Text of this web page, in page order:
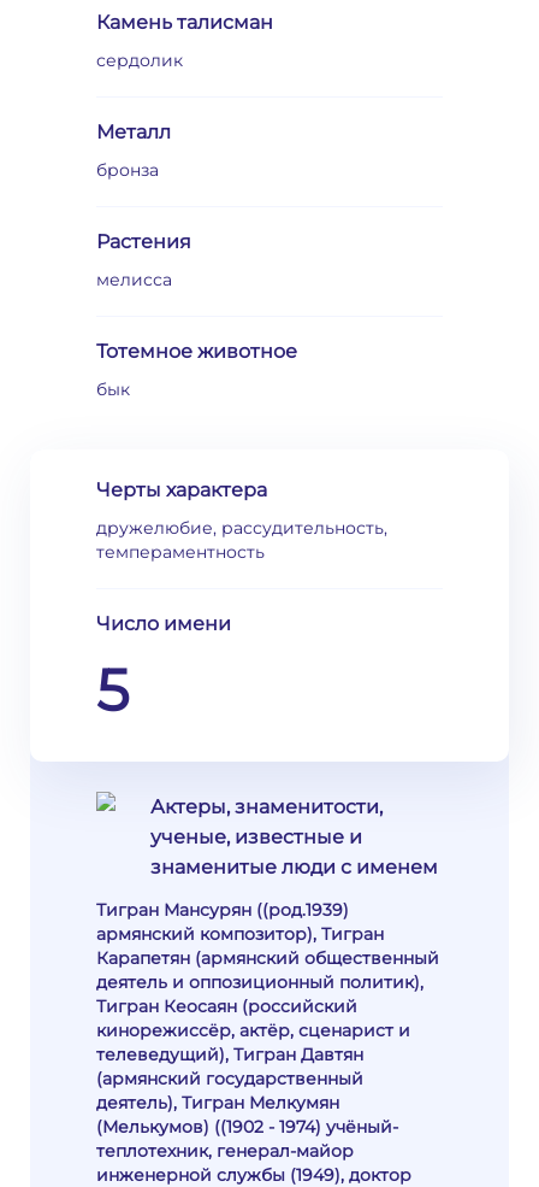
Камень талисман
сердолик
Металл
бронза
Растения
мелисса
Тотемное животное
бык
Черты характера
дружелюбие, рассудительность,
темпераментность
Число имени
5
Актеры, знаменитости,
ученые, известные и
знаменитые люди с именем
Тигран Мансурян ((род.1939)
армянский композитор), Тигран
Карапетян (армянский общественный
деятель и оппозиционный политик),
Тигран Кеосаян (российский
кинорежиссёр, актёр, сценарист и
телеведущий), Тигран Давтян
(армянский государственный
деятель), Тигран Мелкумян
(Мелькумов) ((1902 - 1974) учёный-
теплотехник, генерал-майор
инженерной службы (1949), доктор